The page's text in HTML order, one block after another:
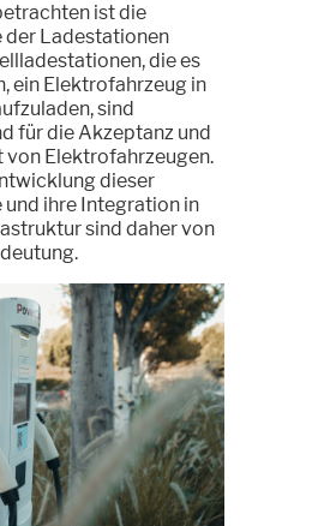
ist die
der Ladestationen
die es
ein Elektrofahrzeug in
sind
für die Akzeptanz und
Elektrofahrzeugen.
dieser
und ihre Integration in
sind daher von